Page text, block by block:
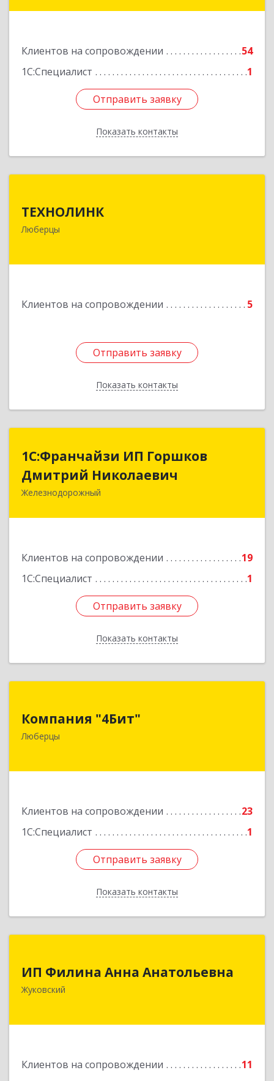
Клиентов на сопровождении
54
1С:Специалист
1
Отправить заявку
Показать контакты
Подробнее
Отправить заявку
Назад
ТЕХНОЛИНК
Люберцы
Клиентов на сопровождении 5
Отправить заявку
Показать контакты
Отправить заявку
Назад
1С:Франчайзи ИП Горшков
Дмитрий Николаевич
Железнодорожный
Клиентов на сопровождении
19
1С:Специалист
1
Отправить заявку
Показать контакты
1С:Франчайзи ИП Горшков
Дмитрий Николаевич
143980, Московская обл, Железнодорожный г,
Отправить заявку
Назад
Компания "4Бит"
Люберцы
Клиентов на сопровождении
23
1С:Специалист
1
Отправить заявку
Показать контакты
Люберцы г, Октябрьский пр-кт, дом № 380"П",
Отправить заявку
Назад
ИП Филина Анна Анатольевна
Жуковский
Клиентов на сопровождении 11
Подробнее